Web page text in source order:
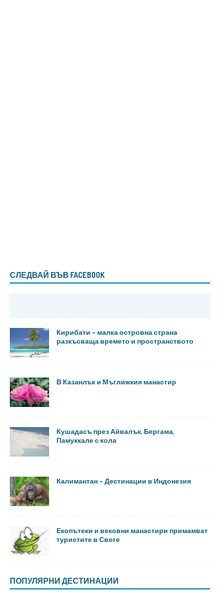
СЛЕДВАЙ ВЪВ FACEBOOK
Кирибати – малка островна страна
разкъсваща времето и пространството
В Казанлък и Мъглижкия манастир
Кушадасъ през Айвалък, Бергама,
Памуккале с кола
Калимантан – Дестинации в Индонезия
Екопътеки и вековни манастири примамват
туристите в Своге
ПОПУЛЯРНИ ДЕСТИНАЦИИ